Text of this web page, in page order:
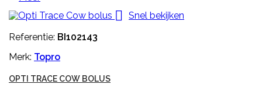

Snel bekijken
Referentie: BI102143
Merk: Topro
OPTI TRACE COW BOLUS